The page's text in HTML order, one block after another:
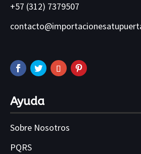
+57 (312) 7379507
Ayuda
Sobre Nosotros
PQRS